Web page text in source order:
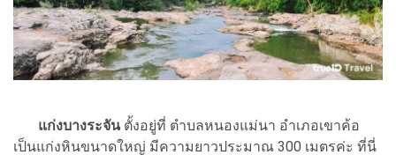
แก่งบางระจันตั้งอยู่ที่ ตำบลหนองแม่นา อำเภอเขาค้อ
เป็นแก่งหินขนาดใหญ่ มีความยาวประมาณ 300 เมตรค่ะ ที่นี่